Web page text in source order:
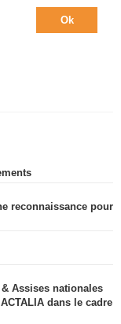
reconnaissance pour
Assises nationales
dans le cadre